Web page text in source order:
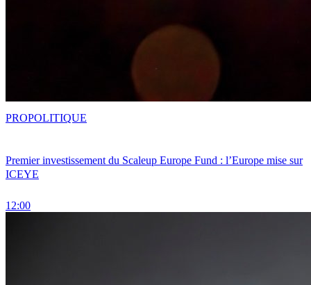
Premier investissement du Scaleup Europe Fund : l’Europe mise sur
ICEYE
12:00
PROPOLITIQUE